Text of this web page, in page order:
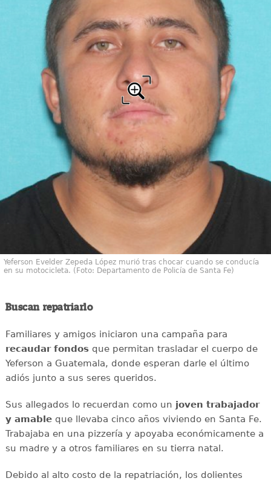
Yeferson Evelder Zepeda López murió tras chocar cuando se conducía
en su motocicleta. (Foto: Departamento de Policía de Santa Fe)
Buscan repatriarlo
Familiares y amigos iniciaron una campaña para
recaudar fondosque permitan trasladar el cuerpo de
Yeferson a Guatemala, donde esperan darle el último
adiós junto a sus seres queridos.
Sus allegados lo recuerdan como un joven trabajador
y amableque llevaba cinco años viviendo en Santa Fe.
Trabajaba en una pizzería y apoyaba económicamente a
su madre y a otros familiares en su tierra natal.
Debido al alto costo de la repatriación, los dolientes